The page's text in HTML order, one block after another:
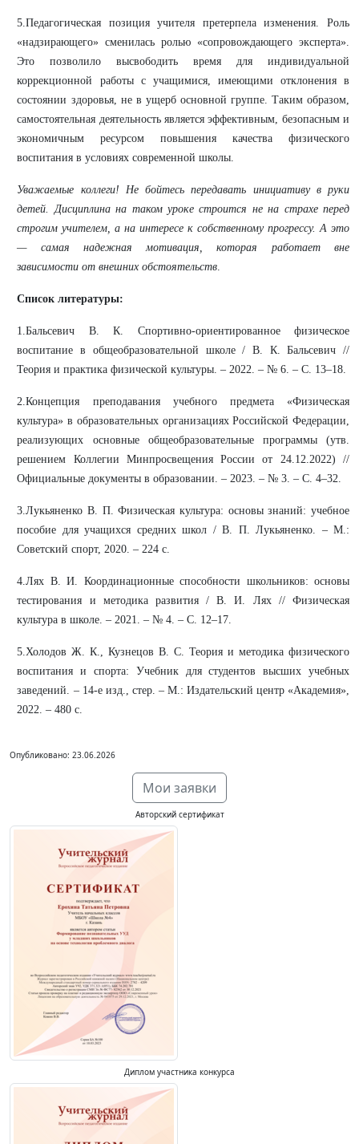
5.Педагогическая позиция учителя претерпела изменения. Роль
«надзирающего» сменилась ролью «сопровождающего эксперта».
Это позволило высвободить время для индивидуальной
коррекционной работы с учащимися, имеющими отклонения в
состоянии здоровья, не в ущерб основной группе. Таким образом,
самостоятельная деятельность является эффективным, безопасным и
экономичным ресурсом повышения качества физического
воспитания в условиях современной школы.
Уважаемые коллеги! Не бойтесь передавать инициативу в руки
детей. Дисциплина на таком уроке строится не на страхе перед
строгим учителем, а на интересе к собственному прогрессу. А это
— самая надежная мотивация, которая работает вне
зависимости от внешних обстоятельств.
Список литературы:
1.Бальсевич В. К. Спортивно-ориентированное физическое
воспитание в общеобразовательной школе / В. К. Бальсевич //
Теория и практика физической культуры. – 2022. – № 6. – С. 13–18.
2.Концепция преподавания учебного предмета «Физическая
культура» в образовательных организациях Российской Федерации,
реализующих основные общеобразовательные программы (утв.
решением Коллегии Минпросвещения России от 24.12.2022) //
Официальные документы в образовании. – 2023. – № 3. – С. 4–32.
3.Лукьяненко В. П. Физическая культура: основы знаний: учебное
пособие для учащихся средних школ / В. П. Лукьяненко. – М.:
Советский спорт, 2020. – 224 с.
4.Лях В. И. Координационные способности школьников: основы
тестирования и методика развития / В. И. Лях // Физическая
культура в школе. – 2021. – № 4. – С. 12–17.
5.Холодов Ж. К., Кузнецов В. С. Теория и методика физического
воспитания и спорта: Учебник для студентов высших учебных
заведений. – 14-е изд., стер. – М.: Издательский центр «Академия»,
2022. – 480 с.
Опубликовано: 23.06.2026
Мои заявки
Авторский сертификат
Диплом участника конкурса